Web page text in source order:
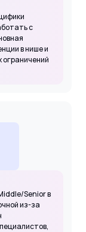
с
в нише и
Senior в
из-за